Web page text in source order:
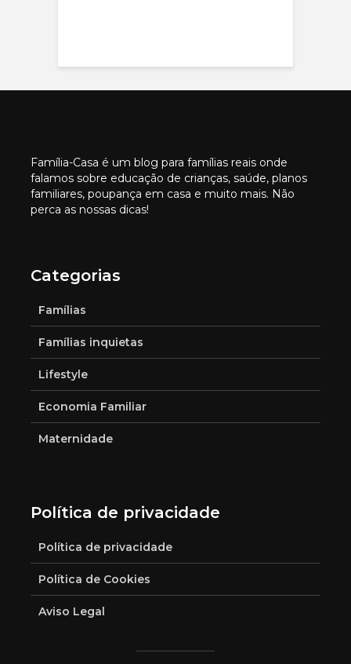
Família-Casa é um blog para famílias reais onde
falamos sobre educação de crianças, saúde, planos
familiares, poupança em casa e muito mais. Não
perca as nossas dicas!
Categorias
Famílias
Famílias inquietas
Lifestyle
Economia Familiar
Maternidade
Política de privacidade
Política de privacidade
Política de Cookies
Aviso Legal